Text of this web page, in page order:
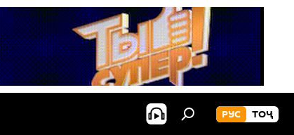
РУС ТОҶ